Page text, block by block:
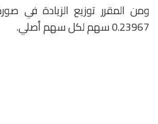
ومن المقرر توزيع الزيادة في
0.23967 سهم لكل سهم أصلي.